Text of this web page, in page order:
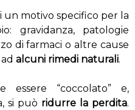
un motivo specifico per la
gravidanza, patologie
di farmaci o altre cause
alcuni rimedi naturali.
essere “coccolato” e,
si può ridurre la perdita.